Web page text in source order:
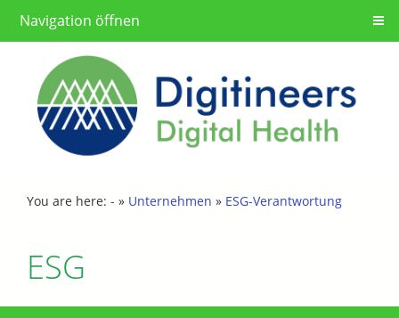
Navigation öffnen
You are here: - » Unternehmen » ESG-Verantwortung
ESG